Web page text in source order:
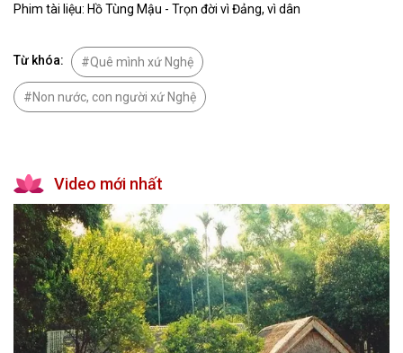
Phim tài liệu: Hồ Tùng Mậu - Trọn đời vì Đảng, vì dân
Từ khóa: Quê mình xứ Nghệ
Non nước, con người xứ Nghệ
Video mới nhất